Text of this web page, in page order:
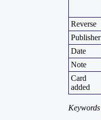
Reverse
Publisher
Date
Note
Card
added
Keywords